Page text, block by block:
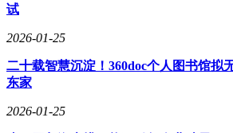
试
2026-01-25
二十载智慧沉淀！360doc个人图书馆拟
东家
2026-01-25